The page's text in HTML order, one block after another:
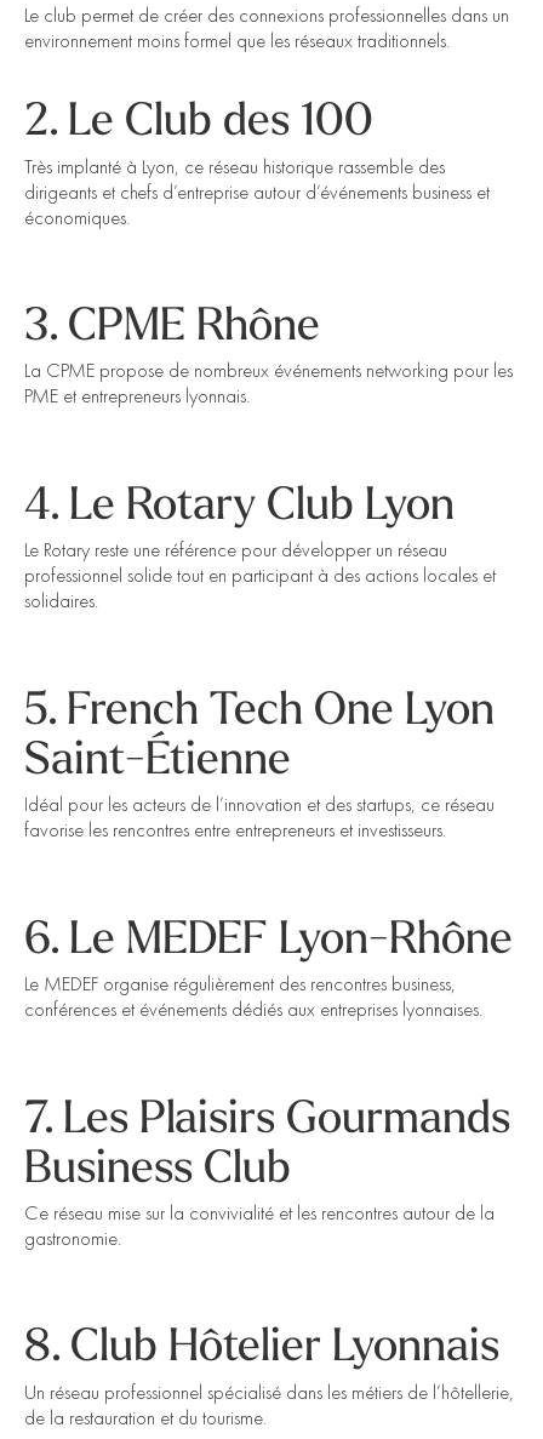
Le club permet de créer des connexions professionnelles dans un
environnement moins formel que les réseaux traditionnels.
2. Le Club des 100
Très implanté à Lyon, ce réseau historique rassemble des
dirigeants et chefs d’entreprise autour d’événements business et
économiques.
3. CPME Rhône
La CPME propose de nombreux événements networking pour les
PME et entrepreneurs lyonnais.
4. Le Rotary Club Lyon
Le Rotary reste une référence pour développer un réseau
professionnel solide tout en participant à des actions locales et
solidaires.
5. French Tech One Lyon
Saint-Étienne
Idéal pour les acteurs de l’innovation et des startups, ce réseau
favorise les rencontres entre entrepreneurs et investisseurs.
6. Le MEDEF Lyon-Rhône
Le MEDEF organise régulièrement des rencontres business,
conférences et événements dédiés aux entreprises lyonnaises.
7. Les Plaisirs Gourmands
Business Club
Ce réseau mise sur la convivialité et les rencontres autour de la
gastronomie.
8. Club Hôtelier Lyonnais
Un réseau professionnel spécialisé dans les métiers de l’hôtellerie,
de la restauration et du tourisme.